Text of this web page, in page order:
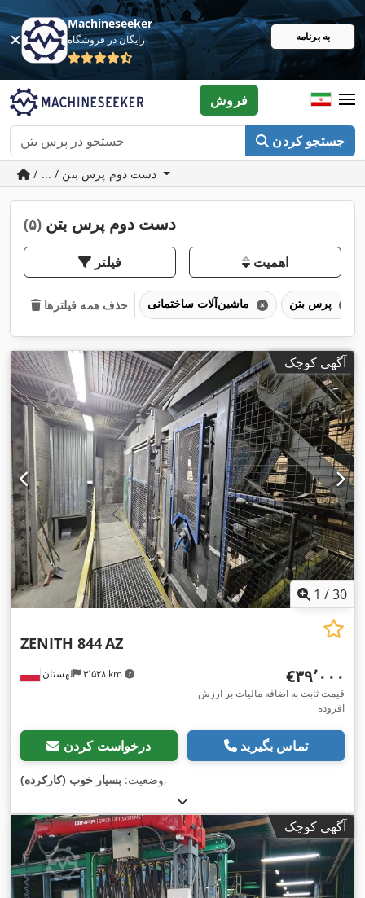
Machineseeker
رایگان در فروشگاه به برنامه
جستجو کردن
فروش
دست دوم پرس بتن (۵)
فیلتر اهمیت
حذف همه فیلترها
آگهی کوچک
1 /30
لهستان ۳٬۵۲۸ km
ZENITH 844AZ
‎€۳۹٬۰۰۰
قیمت ثابت به اضافه مالیات بر ارزش
افزوده
درخواست کردن تماس بگیرید
وضعیت: بسیار خوب (کارکرده) ,
آگهی کوچک